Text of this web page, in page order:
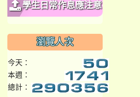
學生日常作息應注意事
瀏覽人次
今天：
本週：
總計：